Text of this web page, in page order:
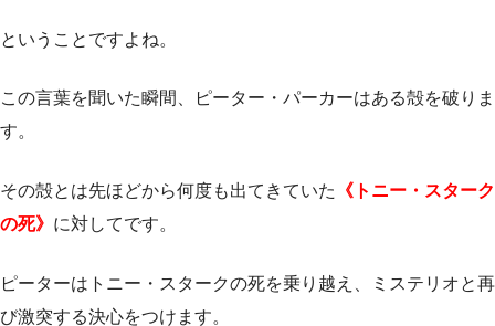
ということですよね。
この言葉を聞いた瞬間、ピーター・パーカーはある殻を破りま
す。
その殻とは先ほどから何度も出てきていた
《トニー・スターク
の死》 に対してです。
ピーターはトニー・スタークの死を乗り越え、ミステリオと再
び激突する決心をつけます。